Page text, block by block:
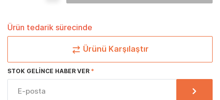
Ürün tedarik sürecinde
Ürünü Karşılaştır
STOK GELINCE HABER VER